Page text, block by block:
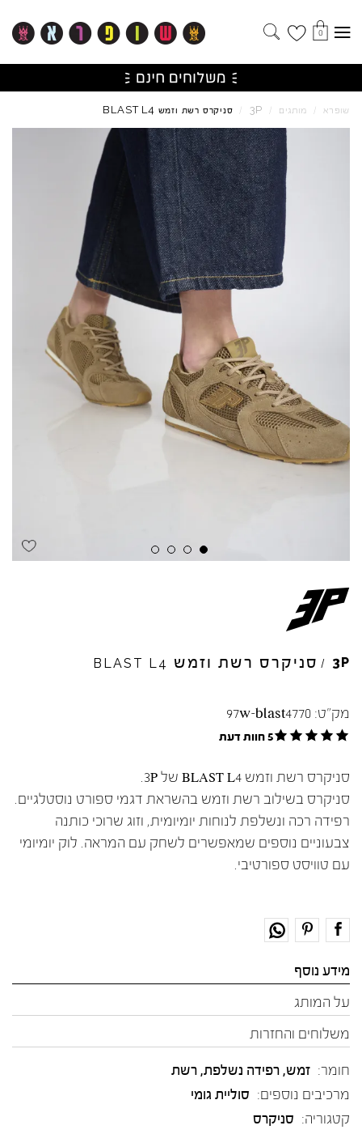
0
שופרא / מותגים /
3P
/ סניקרס רשת וזמש BLAST L4
3P
/ סניקרס רשת וזמש BLAST L4
מק"ט: 97w-blast4770
5 חוות דעת
סניקרס רשת וזמש BLAST L4 של 3P.
סניקרס בשילוב רשת וזמש בהשראת דגמי ספורט נוסטלגיים.
רפידה רכה ונשלפת לנוחות יומיומית, וזוג שרוכי כותנה
צבעוניים נוספים שמאפשרים לשחק עם המראה. לוק יומיומי
עם טוויסט ספורטיבי.
מידע נוסף
על המותג
משלוחים והחזרות
חומר: זמש, רפידה נשלפת, רשת
מרכיבים נוספים: סוליית גומי
קטגוריה: סניקרס